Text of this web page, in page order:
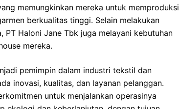
memungkinkan mereka untuk memproduksi
berkualitas tinggi. Selain melakukan
PT Haloni Jane Tbk juga melayani kebutuhan
mereka.
pemimpin dalam industri tekstil dan
inovasi, kualitas, dan layanan pelanggan.
untuk menjalankan operasinya